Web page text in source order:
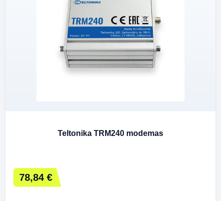
Teltonika TRM240 modemas
78,84 €